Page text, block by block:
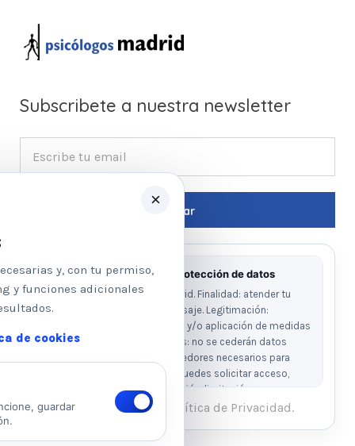
Subscribete a nuestra newsletter
Información básica sobre protección de datos
Responsable: Psicologos Madrid. Finalidad: atender tu
solicitud y responder a tu mensaje. Legitimación:
consentimiento del interesado y/o aplicación de medidas
precontractuales. Destinatarios: no se cederán datos
salvo obligación legal o proveedores necesarios para
prestar el servicio. Derechos: puedes solicitar acceso,
rectificación, supresión, oposición, limitación y
portabilidad escribiendo al email legal indicado.
Ver Política de Cookies
He leído y acepto la Política de Privacidad.
×
y, con tu permiso,
y funciones adicionales
de cookies
guardar